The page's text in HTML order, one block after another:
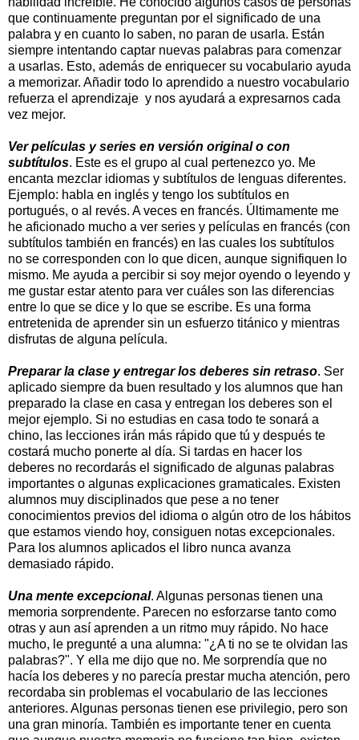
que continuamente preguntan por el significado de una
palabra y en cuanto lo saben, no paran de usarla. Están
siempre intentando captar nuevas palabras para comenzar
a usarlas. Esto, además de enriquecer su vocabulario ayuda
a memorizar. Añadir todo lo aprendido a nuestro vocabulario
refuerza el aprendizaje y nos ayudará a expresarnos cada
vez mejor.
Ver películas y series en versión original o con
subtítulos. Este es el grupo al cual pertenezco yo. Me
encanta mezclar idiomas y subtítulos de lenguas diferentes.
Ejemplo: habla en inglés y tengo los subtítulos en
portugués, o al revés. A veces en francés. Últimamente me
he aficionado mucho a ver series y películas en francés (con
subtítulos también en francés) en las cuales los subtítulos
no se corresponden con lo que dicen, aunque signifiquen lo
mismo. Me ayuda a percibir si soy mejor oyendo o leyendo y
me gustar estar atento para ver cuáles son las diferencias
entre lo que se dice y lo que se escribe. Es una forma
entretenida de aprender sin un esfuerzo titánico y mientras
disfrutas de alguna película.
Preparar la clase y entregar los deberes sin retraso. Ser
aplicado siempre da buen resultado y los alumnos que han
preparado la clase en casa y entregan los deberes son el
mejor ejemplo. Si no estudias en casa todo te sonará a
chino, las lecciones irán más rápido que tú y después te
costará mucho ponerte al día. Si tardas en hacer los
deberes no recordarás el significado de algunas palabras
importantes o algunas explicaciones gramaticales. Existen
alumnos muy disciplinados que pese a no tener
conocimientos previos del idioma o algún otro de los hábitos
que estamos viendo hoy, consiguen notas excepcionales.
Para los alumnos aplicados el libro nunca avanza
demasiado rápido.
Una mente excepcional. Algunas personas tienen una
memoria sorprendente. Parecen no esforzarse tanto como
otras y aun así aprenden a un ritmo muy rápido. No hace
mucho, le pregunté a una alumna: "¿A ti no se te olvidan las
palabras?". Y ella me dijo que no. Me sorprendía que no
hacía los deberes y no parecía prestar mucha atención, pero
recordaba sin problemas el vocabulario de las lecciones
anteriores. Algunas personas tienen ese privilegio, pero son
una gran minoría. También es importante tener en cuenta